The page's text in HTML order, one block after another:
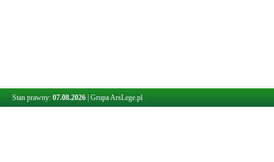
Stan prawny: 07.08.2026 Grupa ArsLege.pl